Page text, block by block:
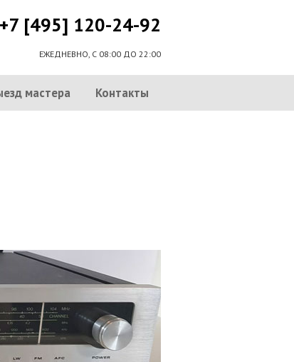
+7 [495] 120-24-92
ЕЖЕДНЕВНО, С 08:00 ДО 22:00
мастера Контакты